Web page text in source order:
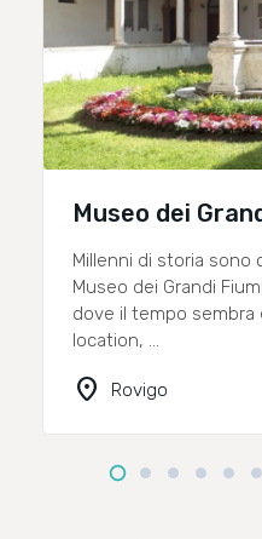
Museo dei
Millenni di storia sono
Museo dei Grandi
dove il tempo sembra
location, ...
location_on Rovigo